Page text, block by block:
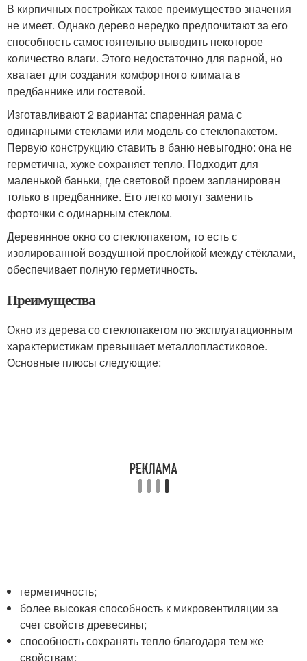
В кирпичных постройках такое преимущество значения
не имеет. Однако дерево нередко предпочитают за его
способность самостоятельно выводить некоторое
количество влаги. Этого недостаточно для парной, но
хватает для создания комфортного климата в
предбаннике или гостевой.
Изготавливают 2 варианта: спаренная рама с
одинарными стеклами или модель со стеклопакетом.
Первую конструкцию ставить в баню невыгодно: она не
герметична, хуже сохраняет тепло. Подходит для
маленькой баньки, где световой проем запланирован
только в предбаннике. Его легко могут заменить
форточки с одинарным стеклом.
Деревянное окно со стеклопакетом, то есть с
изолированной воздушной прослойкой между стёклами,
обеспечивает полную герметичность.
Преимущества
Окно из дерева со стеклопакетом по эксплуатационным
характеристикам превышает металлопластиковое.
Основные плюсы следующие:
герметичность;
более высокая способность к микровентиляции за
счет свойств древесины;
способность сохранять тепло благодаря тем же
свойствам;